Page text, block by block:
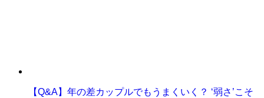
【Q&A】年の差カップルでもうまくいく？ ‘弱さ’こそ